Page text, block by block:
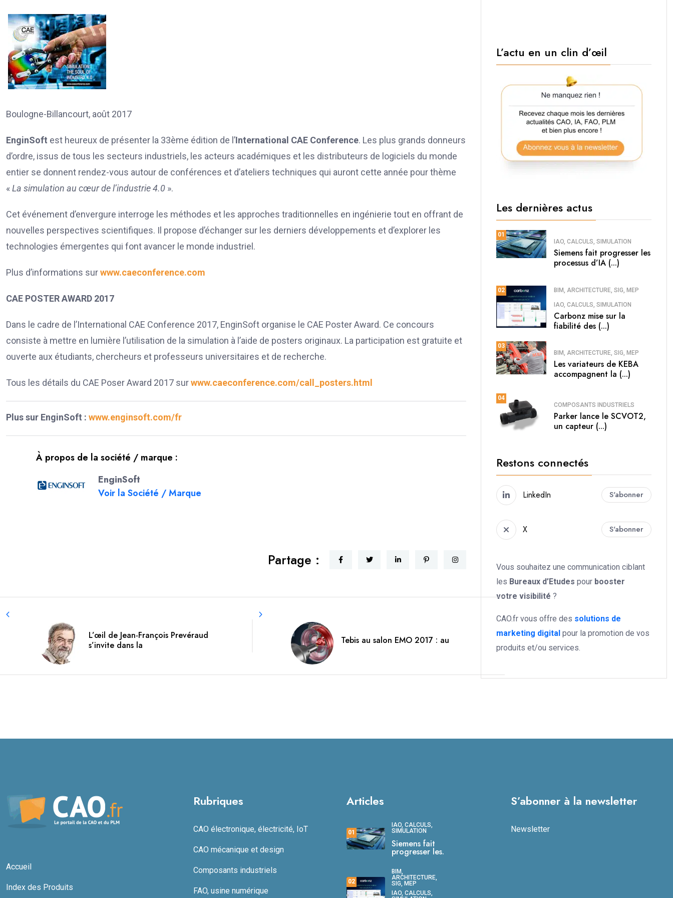
Boulogne-Billancourt, août 2017
EnginSoft est heureux de présenter la 33ème édition de l’International CAE Conference. Les plus grands donneurs
d’ordre, issus de tous les secteurs industriels, les acteurs académiques et les distributeurs de logiciels du monde
entier se donnent rendez-vous autour de conférences et d’ateliers techniques qui auront cette année pour thème
«La simulation au cœur de l’industrie 4.0 ».
Cet événement d’envergure interroge les méthodes et les approches traditionnelles en ingénierie tout en offrant de
nouvelles perspectives scientifiques. Il propose d’échanger sur les derniers développements et d’explorer les
technologies émergentes qui font avancer le monde industriel.
Plus d’informations surwww.caeconference.com
CAE POSTER AWARD 2017
Dans le cadre de l’International CAE Conference 2017, EnginSoft organise le CAE Poster Award. Ce concours
consiste à mettre en lumière l’utilisation de la simulation à l’aide de posters originaux. La participation est gratuite et
ouverte aux étudiants, chercheurs et professeurs universitaires et de recherche.
Tous les détails du CAE Poser Award 2017 surwww.caeconference.com/call_posters.html
Plus sur EnginSoft : www.enginsoft.com/fr
À propos de la société / marque :
EnginSoft
Voir la Société / Marque
Partage :
L’œil de Jean-François Prevéraud
s’invite dans la
Tebis au salon EMO 2017 : au
L’actu en un clin d’œil
Les dernières actus
01
IAO, CALCULS, SIMULATION
Siemens fait progresser les
processus d’IA (...)
02 BIM, ARCHITECTURE, SIG, MEP
IAO, CALCULS, SIMULATION
Carbonz mise sur la
fiabilité des (...)
03
BIM, ARCHITECTURE, SIG, MEP
Les variateurs de KEBA
accompagnent la (...)
04
COMPOSANTS INDUSTRIELS
Parker lance le SCVOT2,
un capteur (...)
Restons connectés
LinkedIn S'abonner
X S'abonner
Vous souhaitez une communication ciblant
les Bureaux d’Etudes pour booster
votre visibilité ?
CAO.fr vous offre des solutions de
marketing digital pour la promotion de vos
produits et/ou services.
Accueil
Index des Produits
Rubriques
CAO électronique, électricité, IoT
CAO mécanique et design
Composants industriels
FAO, usine numérique
Articles
01
IAO, CALCULS,
SIMULATION
Siemens fait
progresser les.
02
BIM,
ARCHITECTURE,
SIG, MEP
IAO, CALCULS,
S’abonner à la newsletter
Newsletter